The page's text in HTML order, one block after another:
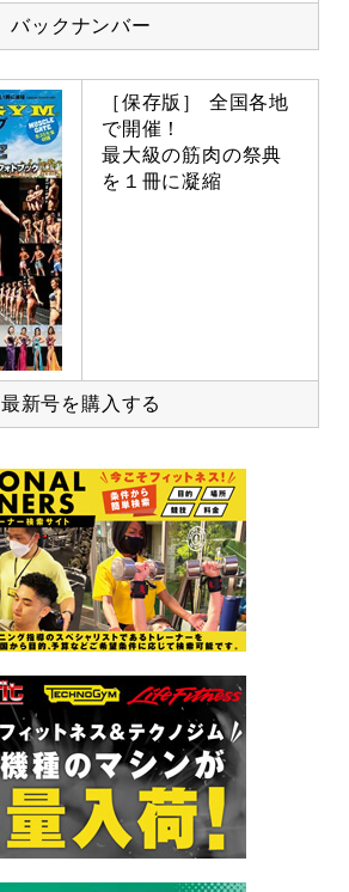
バックナンバー
［保存版］ 全国各地
で開催！
最大級の筋肉の祭典
を１冊に凝縮
最新号を購入する